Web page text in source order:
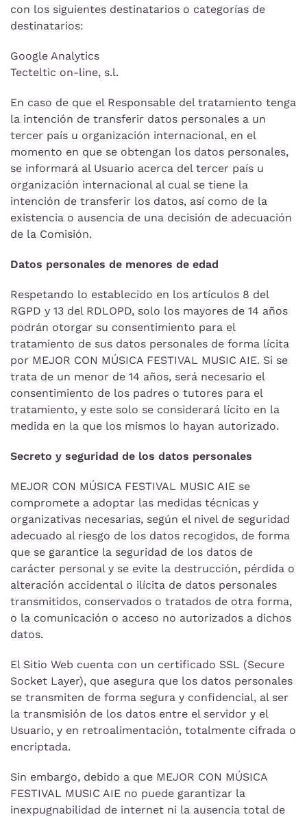
con los siguientes destinatarios o categorías de
destinatarios:
Google Analytics
Tecteltic on-line, s.l.
En caso de que el Responsable del tratamiento tenga
la intención de transferir datos personales a un
tercer país u organización internacional, en el
momento en que se obtengan los datos personales,
se informará al Usuario acerca del tercer país u
organización internacional al cual se tiene la
intención de transferir los datos, así como de la
existencia o ausencia de una decisión de adecuación
de la Comisión.
Datos personales de menores de edad
Respetando lo establecido en los artículos 8 del
RGPD y 13 del RDLOPD, solo los mayores de 14 años
podrán otorgar su consentimiento para el
tratamiento de sus datos personales de forma lícita
por MEJOR CON MÚSICA FESTIVAL MUSIC AIE. Si se
trata de un menor de 14 años, será necesario el
consentimiento de los padres o tutores para el
tratamiento, y este solo se considerará lícito en la
medida en la que los mismos lo hayan autorizado.
Secreto y seguridad de los datos personales
MEJOR CON MÚSICA FESTIVAL MUSIC AIE se
compromete a adoptar las medidas técnicas y
organizativas necesarias, según el nivel de seguridad
adecuado al riesgo de los datos recogidos, de forma
que se garantice la seguridad de los datos de
carácter personal y se evite la destrucción, pérdida o
alteración accidental o ilícita de datos personales
transmitidos, conservados o tratados de otra forma,
o la comunicación o acceso no autorizados a dichos
datos.
El Sitio Web cuenta con un certificado SSL (Secure
Socket Layer), que asegura que los datos personales
se transmiten de forma segura y confidencial, al ser
la transmisión de los datos entre el servidor y el
Usuario, y en retroalimentación, totalmente cifrada o
encriptada.
Sin embargo, debido a que MEJOR CON MÚSICA
FESTIVAL MUSIC AIE no puede garantizar la
inexpugnabilidad de internet ni la ausencia total de